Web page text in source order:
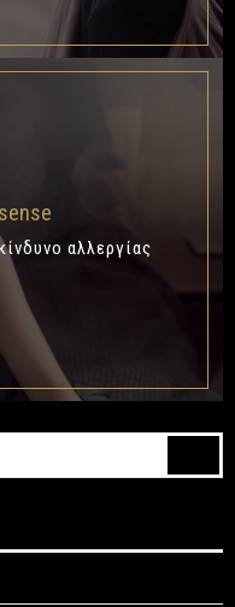
αλλεργίας